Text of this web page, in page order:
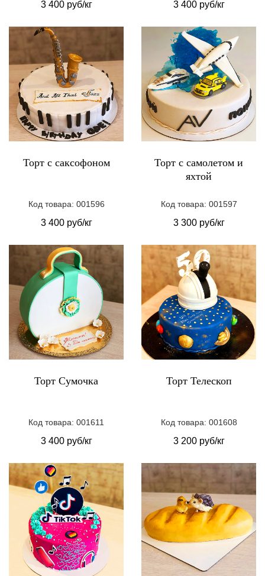
3 400 руб/кг 3 400 руб/кг
Торт с саксофоном
Код товара: 001596
3 400 руб/кг
Торт с самолетом и
яхтой
Код товара: 001597
3 300 руб/кг
Торт Сумочка
Код товара: 001611
3 400 руб/кг
Торт Телескоп
Код товара: 001608
3 200 руб/кг